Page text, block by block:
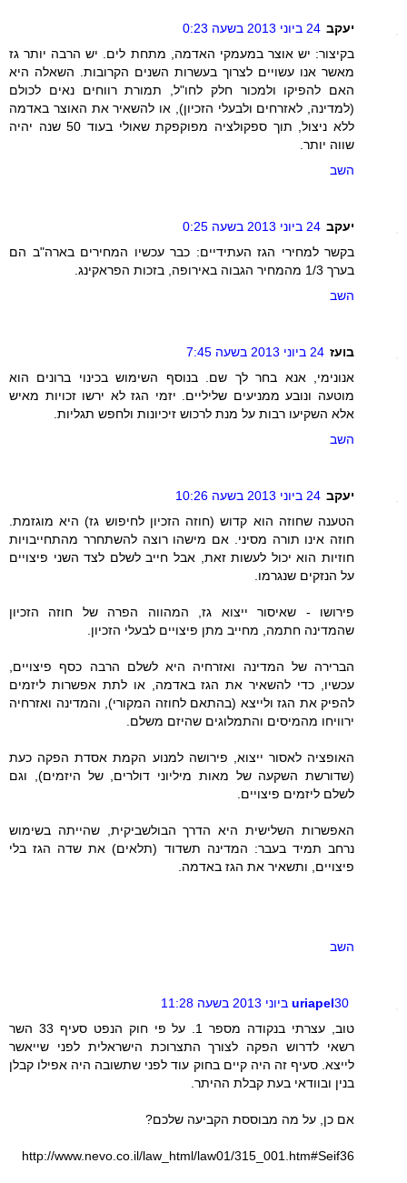
יעקב 24 ביוני 2013 בשעה 0:23
בקיצור: יש אוצר במעמקי האדמה, מתחת לים. יש הרבה יותר גז
מאשר אנו עשויים לצרוך בעשרות השנים הקרובות. השאלה היא
האם להפיקו ולמכור חלק לחו"ל, תמורת רווחים נאים לכולם
(למדינה, לאזרחים ולבעלי הזכיון), או להשאיר את האוצר באדמה
ללא ניצול, תוך ספקולציה מפוקפקת שאולי בעוד 50 שנה יהיה
שווה יותר.
השב
יעקב 24 ביוני 2013 בשעה 0:25
בקשר למחירי הגז העתידיים: כבר עכשיו המחירים בארה"ב הם
בערך 1/3 מהמחיר הגבוה באירופה, בזכות הפראקינג.
השב
בועז 24 ביוני 2013 בשעה 7:45
אנונימי, אנא בחר לך שם. בנוסף השימוש בכינוי ברונים הוא
מוטעה ונובע ממניעים שליליים. יזמי הגז לא ירשו זכויות מאיש
אלא השקיעו רבות על מנת לרכוש זיכיונות ולחפש תגליות.
השב
יעקב 24 ביוני 2013 בשעה 10:26
הטענה שחוזה הוא קדוש (חוזה הזכיון לחיפוש גז) היא מוגזמת.
חוזה אינו תורה מסיני. אם מישהו רוצה להשתחרר מהתחייבויות
חוזיות הוא יכול לעשות זאת, אבל חייב לשלם לצד השני פיצויים
על הנזקים שנגרמו.
פירושו - שאיסור ייצוא גז, המהווה הפרה של חוזה הזכיון
שהמדינה חתמה, מחייב מתן פיצויים לבעלי הזכיון.
הברירה של המדינה ואזרחיה היא לשלם הרבה כסף פיצויים,
עכשיו, כדי להשאיר את הגז באדמה, או לתת אפשרות ליזמים
להפיק את הגז ולייצא (בהתאם לחוזה המקורי), והמדינה ואזרחיה
ירוויחו מהמיסים והתמלוגים שהיזם משלם.
האופציה לאסור ייצוא, פירושה למנוע הקמת אסדת הפקה כעת
(שדורשת השקעה של מאות מיליוני דולרים, של היזמים), וגם
לשלם ליזמים פיצויים.
האפשרות השלישית היא הדרך הבולשביקית, שהייתה בשימוש
נרחב תמיד בעבר: המדינה תשדוד (תלאים) את שדה הגז בלי
פיצויים, ותשאיר את הגז באדמה.
השב
uriapel30 ביוני 2013 בשעה 11:28
טוב, עצרתי בנקודה מספר 1. על פי חוק הנפט סעיף 33 השר
רשאי לדרוש הפקה לצורך התצרוכת הישראלית לפני שייאשר
לייצא. סעיף זה היה קיים בחוק עוד לפני שתשובה היה אפילו קבלן
בנין ובוודאי בעת קבלת ההיתר.
אם כן, על מה מבוססת הקביעה שלכם?
http://www.nevo.co.il/law_html/law01/315_001.htm#Seif36